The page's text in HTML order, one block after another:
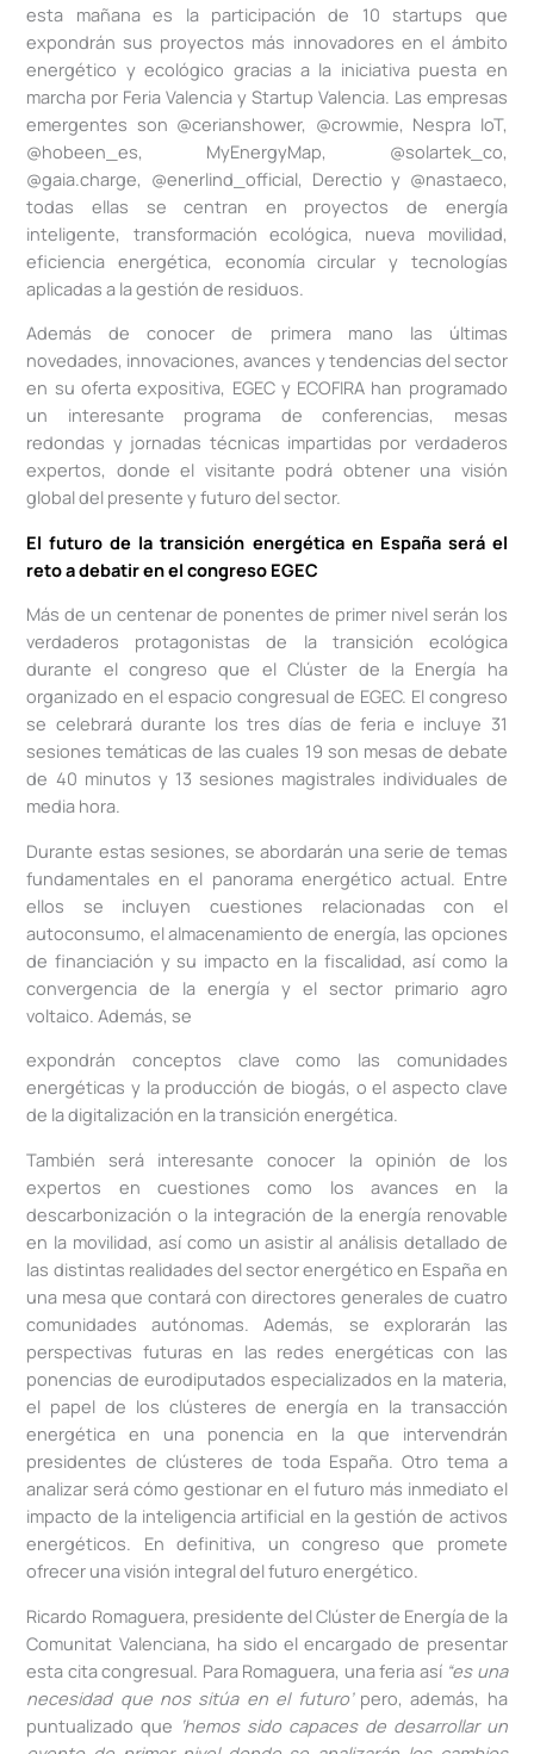
esta mañana es la participación de 10 startups que
expondrán sus proyectos más innovadores en el ámbito
energético y ecológico gracias a la iniciativa puesta en
marcha por Feria Valencia y Startup Valencia. Las empresas
emergentes son @cerianshower, @crowmie, Nespra IoT,
@hobeen_es, MyEnergyMap, @solartek_co,
@gaia.charge, @enerlind_official, Derectio y @nastaeco,
todas ellas se centran en proyectos de energía
inteligente, transformación ecológica, nueva movilidad,
eficiencia energética, economía circular y tecnologías
aplicadas a la gestión de residuos.
Además de conocer de primera mano las últimas
novedades, innovaciones, avances y tendencias del sector
en su oferta expositiva, EGEC y ECOFIRA han programado
un interesante programa de conferencias, mesas
redondas y jornadas técnicas impartidas por verdaderos
expertos, donde el visitante podrá obtener una visión
global del presente y futuro del sector.
El futuro de la transición energética en España será el
reto a debatir en el congreso EGEC
Más de un centenar de ponentes de primer nivel serán los
verdaderos protagonistas de la transición ecológica
durante el congreso que el Clúster de la Energía ha
organizado en el espacio congresual de EGEC. El congreso
se celebrará durante los tres días de feria e incluye 31
sesiones temáticas de las cuales 19 son mesas de debate
de 40 minutos y 13 sesiones magistrales individuales de
media hora.
Durante estas sesiones, se abordarán una serie de temas
fundamentales en el panorama energético actual. Entre
ellos se incluyen cuestiones relacionadas con el
autoconsumo, el almacenamiento de energía, las opciones
de financiación y su impacto en la fiscalidad, así como la
convergencia de la energía y el sector primario agro
voltaico. Además, se
expondrán conceptos clave como las comunidades
energéticas y la producción de biogás, o el aspecto clave
de la digitalización en la transición energética.
También será interesante conocer la opinión de los
expertos en cuestiones como los avances en la
descarbonización o la integración de la energía renovable
en la movilidad, así como un asistir al análisis detallado de
las distintas realidades del sector energético en España en
una mesa que contará con directores generales de cuatro
comunidades autónomas. Además, se explorarán las
perspectivas futuras en las redes energéticas con las
ponencias de eurodiputados especializados en la materia,
el papel de los clústeres de energía en la transacción
energética en una ponencia en la que intervendrán
presidentes de clústeres de toda España. Otro tema a
analizar será cómo gestionar en el futuro más inmediato el
impacto de la inteligencia artificial en la gestión de activos
energéticos. En definitiva, un congreso que promete
ofrecer una visión integral del futuro energético.
Ricardo Romaguera, presidente del Clúster de Energía de la
Comunitat Valenciana, ha sido el encargado de presentar
esta cita congresual. Para Romaguera, una feria así “es una
necesidad que nos sitúa en el futuro’pero, además, ha
puntualizado que ‘hemos sido capaces de desarrollar un